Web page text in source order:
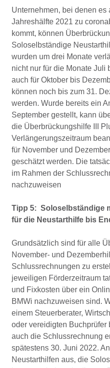
Unternehmen, bei denen es
Jahreshälfte 2021 zu
kommt, können
Soloselbständige
wurden um drei Monate
nicht nur für die Monate Juli
auch für Oktober bis
können noch bis zum 31.
werden. Wurde bereits ein
September gestellt, kann
die Überbrückungshilfe III
Verlängerungszeitraum
für November und
geschätzt werden. Die
im Rahmen der
nachzuweisen
Tipp 5: Soloselbständige
für die Neustarthilfe bis
Grundsätzlich sind für alle
November- und
Schlussrechnungen zu
jeweiligen Förderzeitraum
und Fixkosten über ein
BMWi nachzuweisen sind.
einem Steuerberater,
oder vereidigten Buchprüfer
auch die Schlussrechnung
spätestens 30. Juni 2022.
Neustarthilfen aus, die